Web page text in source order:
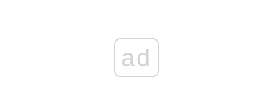
ad